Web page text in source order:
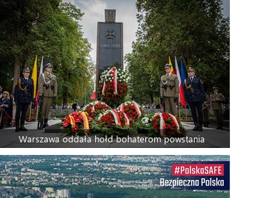
Warszawa oddała hołd bohaterom powstania